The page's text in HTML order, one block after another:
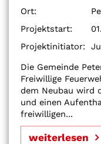
Ort:
Projektstart:
Projektinitiator:
Die Gemeinde
Freiwillige
dem Neubau wird
und einen
freiwilligen...
weiterlesen